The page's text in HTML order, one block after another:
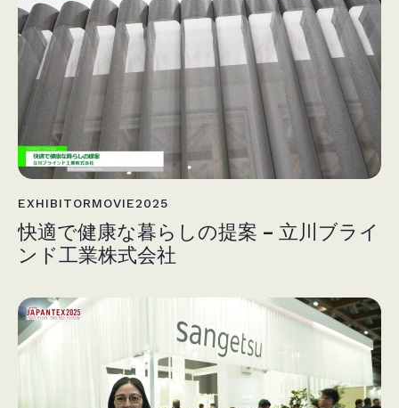
EXHIBITORMOVIE2025
快適で健康な暮らしの提案 – 立川ブライ
ンド工業株式会社